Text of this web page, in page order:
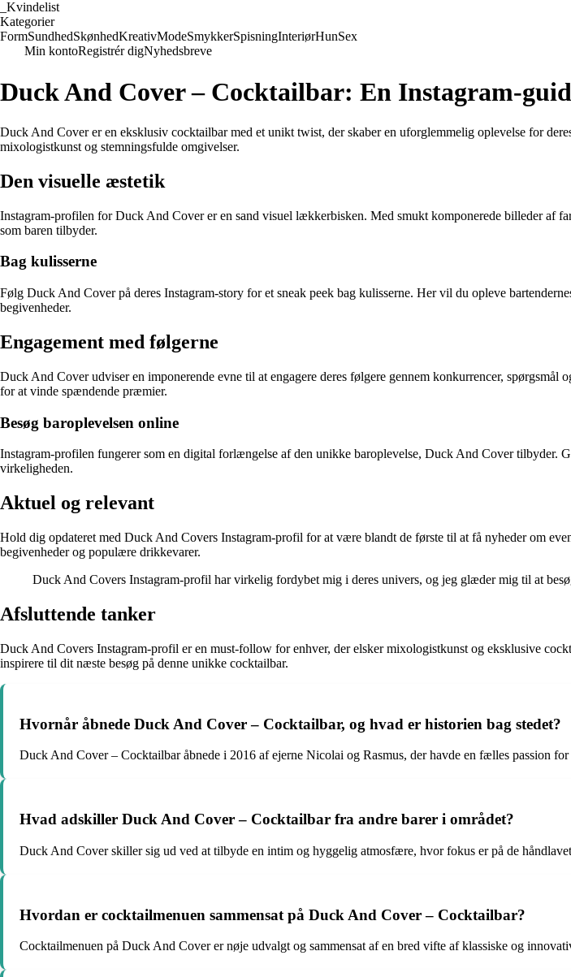
Kvindelist
Kategorier
FormSundhedSkønhedKreativModeSmykkerSpisningInteriørHunSex
Min kontoRegistrér digNyhedsbreve
Duck And Cover – Cocktailbar: En Instagram-
Duck And Cover er en eksklusiv cocktailbar med et unikt twist, der skaber en uforglemmelig oplevelse for
mixologistkunst og stemningsfulde omgivelser.
Den visuelle æstetik
Instagram-profilen for Duck And Cover er en sand visuel lækkerbisken. Med smukt komponerede billeder af
som baren tilbyder.
Bag kulisserne
Følg Duck And Cover på deres Instagram-story for et sneak peek bag kulisserne. Her vil du opleve
begivenheder.
Engagement med følgerne
Duck And Cover udviser en imponerende evne til at engagere deres følgere gennem konkurrencer,
for at vinde spændende præmier.
Besøg baroplevelsen online
Instagram-profilen fungerer som en digital forlængelse af den unikke baroplevelse, Duck And Cover tilbyder.
virkeligheden.
Aktuel og relevant
Hold dig opdateret med Duck And Covers Instagram-profil for at være blandt de første til at få nyheder om
begivenheder og populære drikkevarer.
Duck And Covers Instagram-profil har virkelig fordybet mig i deres univers, og jeg glæder mig til at
Afsluttende tanker
Duck And Covers Instagram-profil er en must-follow for enhver, der elsker mixologistkunst og eksklusive
inspirere til dit næste besøg på denne unikke cocktailbar.
Hvornår åbnede Duck And Cover – Cocktailbar, og hvad er historien bag stedet?
Duck And Cover – Cocktailbar åbnede i 2016 af ejerne Nicolai og Rasmus, der havde en fælles passion
Hvad adskiller Duck And Cover – Cocktailbar fra andre barer i området?
Duck And Cover skiller sig ud ved at tilbyde en intim og hyggelig atmosfære, hvor fokus er på de
Hvordan er cocktailmenuen sammensat på Duck And Cover – Cocktailbar?
Cocktailmenuen på Duck And Cover er nøje udvalgt og sammensat af en bred vifte af klassiske og